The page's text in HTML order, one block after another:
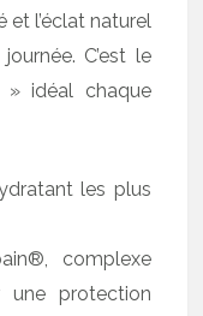
l’éclat naturel
C’est le
idéal chaque
les plus
complexe
une protection